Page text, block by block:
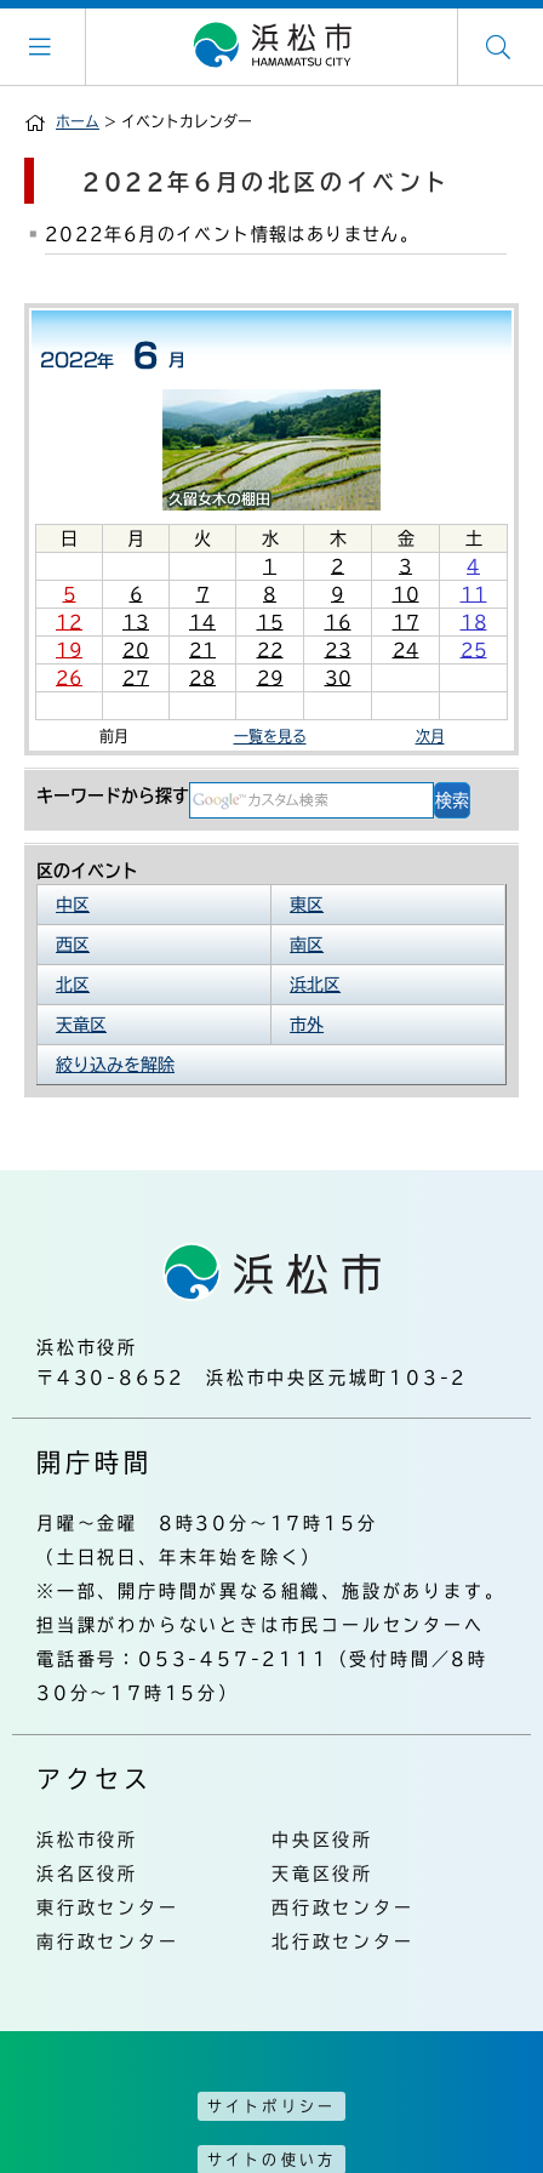
ホーム > イベントカレンダー
日 月 火 水 木 金
土
1
2 3
4
5
6 7 8 9 10
11
12
13 14 15 16 17
18
19
20 21 22 23 24
25
26
27 28 29 30
前月 一覧を見る 次月
キーワードから探す
区のイベント
中区
東区
西区 南区
北区 浜北区
天竜区 市外
絞り込みを解除
2022年6月の北区のイベント
2022年6月のイベント情報はありません。
浜松市役所
〒430-8652 浜松市中央区元城町103-2
開庁時間
月曜～金曜 8時30分～17時15分
（土日祝日、年末年始を除く）
※一部、開庁時間が異なる組織、施設があります。
担当課がわからないときは市民コールセンターへ
電話番号：053-457-2111（受付時間／8時
30分～17時15分）
アクセス
浜松市役所
中央区役所
浜名区役所
天竜区役所
東行政センター
西行政センター
南行政センター
北行政センター
サイトポリシー
サイトの使い方